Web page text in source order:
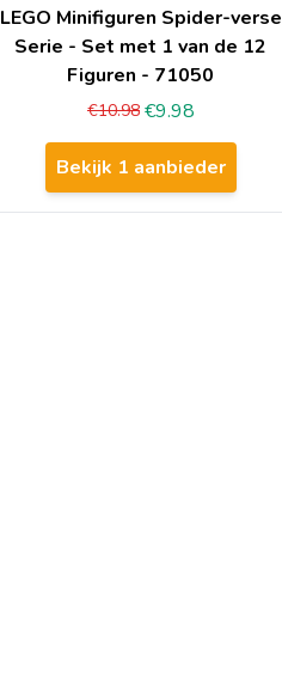
LEGO Minifiguren Spider-verse
Serie - Set met 1 van de 12
Figuren - 71050
€10.98 €9.98
Bekijk 1 aanbieder